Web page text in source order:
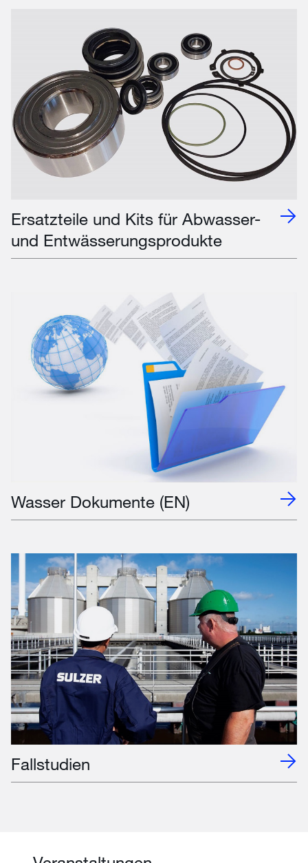
Ersatzteile und Kits für Abwasser-
und Entwässerungsprodukte
Wasser Dokumente (EN)
Fallstudien